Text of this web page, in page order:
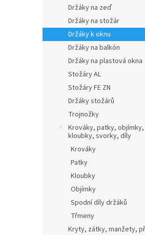
Držáky na zeď
Držáky na stožár
Držáky k oknu
Držáky na balkón
Držáky na plastová okna
Stožáry AL
Stožáry FE ZN
Držáky stožárů
Trojnožky
Krováky, patky,
kloubky, svorky, díly
Krováky
Patky
Kloubky
Objímky
Spodní díly držáků
Třmeny
Kryty, zátky, manžety,